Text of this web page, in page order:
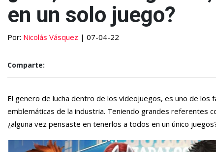
en un solo juego?
Por: Nicolás Vásquez | 07-04-22
Comparte:
El genero de lucha dentro de los videojuegos, es uno de los
emblemáticas de la industria. Teniendo grandes referentes
¿alguna vez pensaste en tenerlos a todos en un único